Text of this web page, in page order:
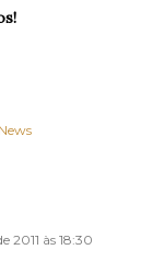
News
2011 às 18:30